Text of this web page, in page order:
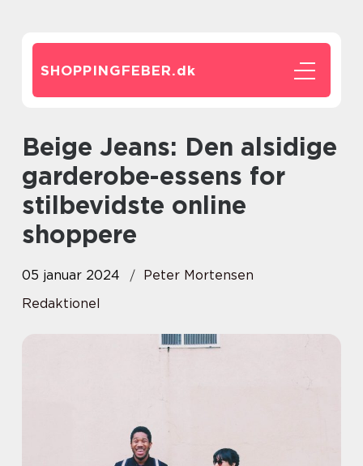
SHOPPINGFEBER.dk
Beige Jeans: Den alsidige
garderobe-essens for
stilbevidste online
shoppere
05 januar 2024
Peter Mortensen
Redaktionel